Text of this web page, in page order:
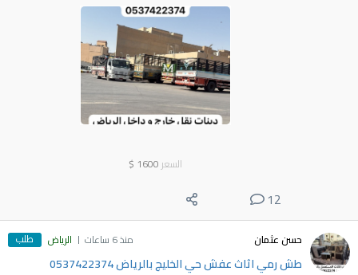
السعر 1600
$
12
حسن عثمان منذ 6 ساعات الرياض طلب
طش رمي اثاث عفش حي الخليج بالرياض 0537422374